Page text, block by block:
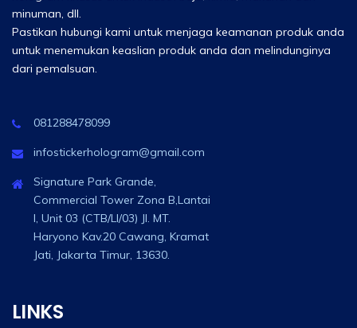
minuman, dll.
Pastikan hubungi kami untuk menjaga keamanan produk anda
untuk menemukan keaslian produk anda dan melindunginya
dari pemalsuan.
081288478099
infostickerhologram@gmail.com
Signature Park Grande,
Commercial Tower Zona B,Lantai
I, Unit 03 (CTB/LI/03) Jl. MT.
Haryono Kav.20 Cawang, Kramat
Jati, Jakarta Timur, 13630.
LINKS